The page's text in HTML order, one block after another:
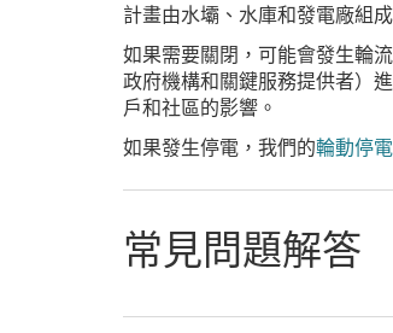
計畫由水壩、水庫和發電廠組成
如果需要關閉，可能會發生輪
政府機構和關鍵服務提供者）
戶和社區的影響。
如果發生停電，我們的輪動停電
常見問題解答